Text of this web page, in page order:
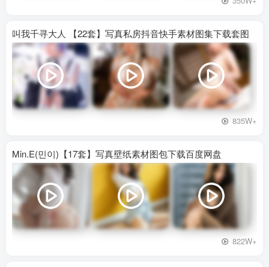
叫我千寻大人 【22套】写真私房抖音快手素材图集下载套图
835W+
Min.E(민이)【17套】写真壁纸素材图包下载百度网盘
822W+